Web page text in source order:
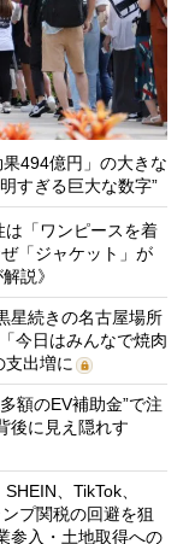
494億円」の大きな
すぎる巨大な数字”
「ワンピースを着
「ジャケット」が
説》
星続きの名古屋場所
今日はみんなで焼肉
出増に
額のEV補助金”で注
後に見え隠れす
、TikTok、
プ関税の回避を狙
参入・土地取得への